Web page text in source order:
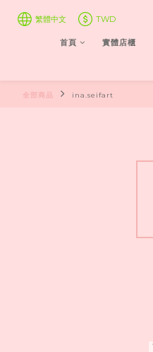
繁體中文 TWD
首頁 實體店櫃
全部商品 ina.seifart